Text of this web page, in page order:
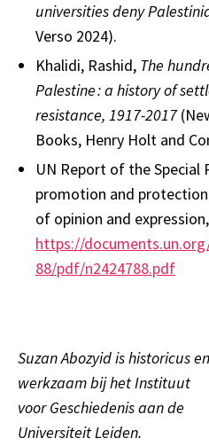
universities deny
Verso 2024).
Khalidi, Rashid, The
Palestine: a history of
resistance, 1917-2017
Books, Henry Holt and
UN Report of the Special
promotion and
of opinion and
https://
88/pdf/n2424788.pdf
Suzan Abozyid is historicus
werkzaam bij het Instituut
voor Geschiedenis aan de
Universiteit Leiden.